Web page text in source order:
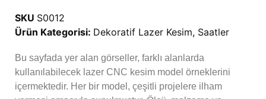
SKU S0012
Ürün Kategorisi: Dekoratif Lazer Kesim, Saatler
Bu sayfada yer alan görseller, farklı alanlarda
kullanılabilecek lazer CNC kesim model örneklerini
içermektedir. Her bir model, çeşitli projelere ilham